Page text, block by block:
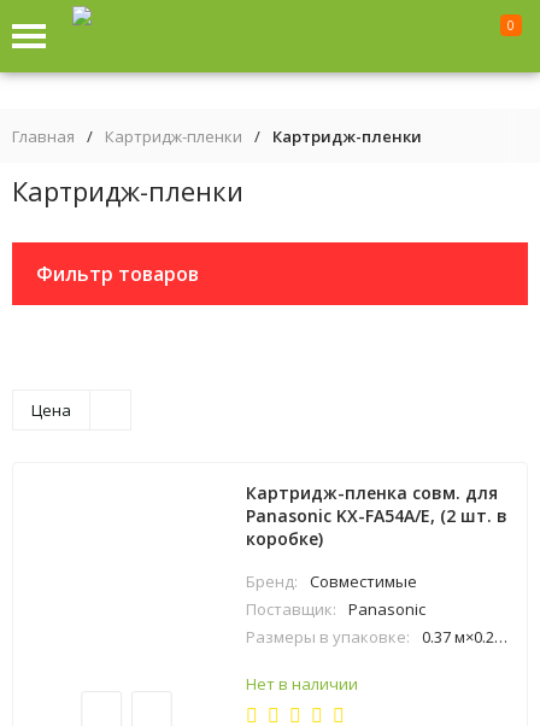
0
Главная / Картридж-пленки / Картридж-пленки
Картридж-пленки
Фильтр товаров
Цена
Картридж-пленка совм. для
Panasonic KX-FA54А/E, (2 шт. в
коробке)
Бренд:
Совместимые
Поставщик:
Panasonic
Размеры в упаковке:
0.37 м×0.28 м×0.4 м
Нет в наличии